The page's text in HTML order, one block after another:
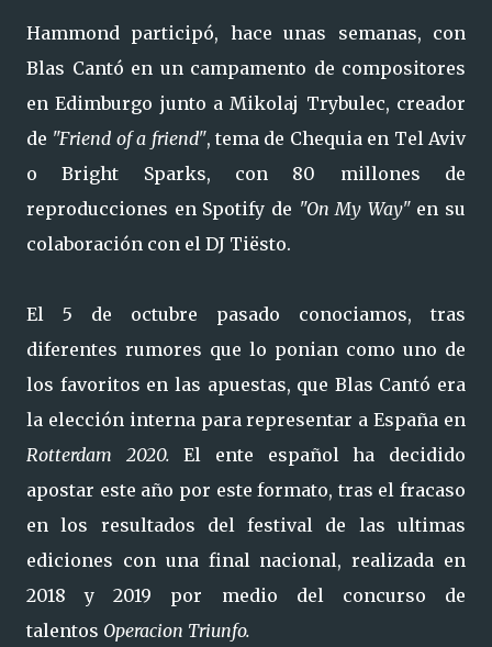
Hammond participó, hace unas semanas, con
Blas Cantó en un campamento de compositores
en Edimburgo junto a Mikolaj Trybulec, creador
de "Friend of a friend", tema de Chequia en Tel Aviv
o Bright Sparks, con 80 millones de
reproducciones en Spotify de "On My Way"en su
colaboración con el DJ Tiësto.
El 5 de octubre pasado conociamos, tras
diferentes rumores que lo ponian como uno de
los favoritos en las apuestas, que Blas Cantó era
la elección interna para representar a España en
Rotterdam 2020.El ente español ha decidido
apostar este año por este formato, tras el fracaso
en los resultados del festival de las ultimas
ediciones con una final nacional, realizada en
2018 y 2019 por medio del concurso de
talentos Operacion Triunfo.